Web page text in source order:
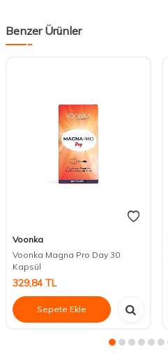
Benzer Ürünler
Voonka
Voonka Magna Pro Day 30
Kapsül
329,84 TL
Sepete Ekle